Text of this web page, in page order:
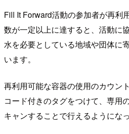
Fill It Forward活動の参加者が再利
数が一定以上に達すると、活動に
水を必要としている地域や団体に
います。
再利用可能な容器の使用のカウン
コード付きのタグをつけて、専用
キャンすることで行えるようにな